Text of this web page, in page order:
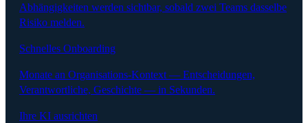
Abhängigkeiten werden sichtbar, sobald zwei Teams dasselbe
Risiko melden.
Schnelles Onboarding
Monate an Organisations-Kontext — Entscheidungen,
Verantwortliche, Geschichte — in Sekunden.
Ihre KI ausrichten